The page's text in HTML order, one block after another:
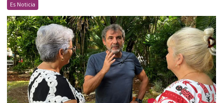
Es Noticia